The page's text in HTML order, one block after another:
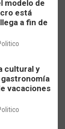
modelo de
está
a fin de
cultural y
vacaciones